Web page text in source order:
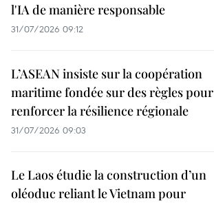
l'IA de manière responsable
31/07/2026 09:12
L’ASEAN insiste sur la coopération
maritime fondée sur des règles pour
renforcer la résilience régionale
31/07/2026 09:03
Le Laos étudie la construction d’un
oléoduc reliant le Vietnam pour